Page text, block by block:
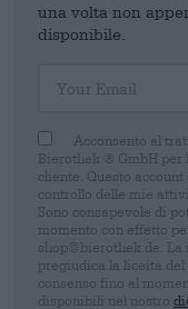
una volta non
disponibile.
Acconsento al
Bierothek ® GmbH per
cliente. Questo
controllo delle mie
Sono consapevole di
momento con effetto
shop@bierothek.de.
pregiudica la liceità
consenso fino al
disponibili nel nostro